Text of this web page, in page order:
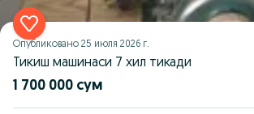
Опубликовано 25 июля 2026 г.
Тикиш машинаси 7 хил тикади
1 700 000 сум